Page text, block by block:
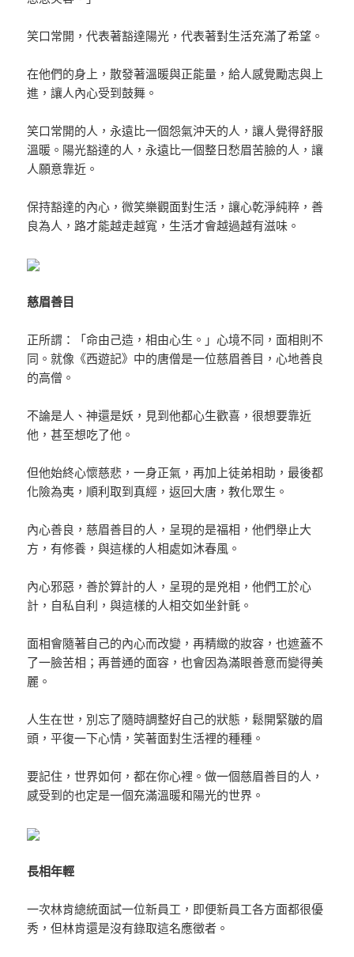
笑口常開，代表著豁達陽光，代表著對生活充滿了希望。
在他們的身上，散發著溫暖與正能量，給人感覺勵志與上
進，讓人內心受到鼓舞。
笑口常開的人，永遠比一個怨氣沖天的人，讓人覺得舒服
溫暖。陽光豁達的人，永遠比一個整日愁眉苦臉的人，讓
人願意靠近。
保持豁達的內心，微笑樂觀面對生活，讓心乾淨純粹，善
良為人，路才能越走越寬，生活才會越過越有滋味。
慈眉善目
正所謂：「命由己造，相由心生。」心境不同，面相則不
同。就像《西遊記》中的唐僧是一位慈眉善目，心地善良
的高僧。
不論是人、神還是妖，見到他都心生歡喜，很想要靠近
他，甚至想吃了他。
但他始終心懷慈悲，一身正氣，再加上徒弟相助，最後都
化險為夷，順利取到真經，返回大唐，教化眾生。
內心善良，慈眉善目的人，呈現的是福相，他們舉止大
方，有修養，與這樣的人相處如沐春風。
內心邪惡，善於算計的人，呈現的是兇相，他們工於心
計，自私自利，與這樣的人相交如坐針氈。
面相會隨著自己的內心而改變，再精緻的妝容，也遮蓋不
了一臉苦相；再普通的面容，也會因為滿眼善意而變得美
麗。
人生在世，別忘了隨時調整好自己的狀態，鬆開緊皺的眉
頭，平復一下心情，笑著面對生活裡的種種。
要記住，世界如何，都在你心裡。做一個慈眉善目的人，
感受到的也定是一個充滿溫暖和陽光的世界。
長相年輕
一次林肯總統面試一位新員工，即便新員工各方面都很優
秀，但林肯還是沒有錄取這名應徵者。